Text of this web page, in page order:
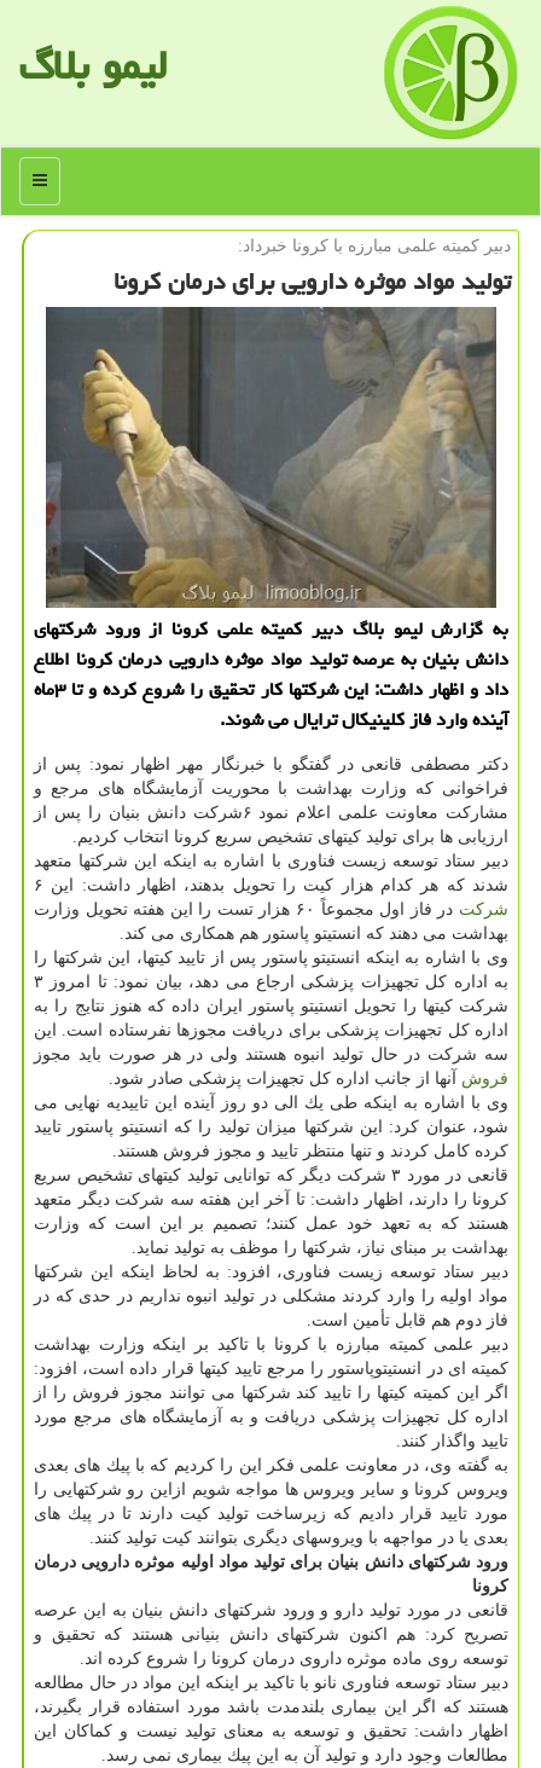
لیمو بلاگ
منو
دبیر كمیته علمی مبارزه با كرونا خبرداد:
تولید مواد موثره دارویی برای درمان كرونا
به گزارش لیمو بلاگ دبیر كمیته علمی كرونا از ورود شركتهای
دانش بنیان به عرصه تولید مواد موثره دارویی درمان كرونا اطلاع
داد و اظهار داشت: این شركتها كار تحقیق را شروع كرده و تا ۳ماه
آینده وارد فاز كلینیكال ترایال می شوند.
دكتر مصطفی قانعی در گفتگو با خبرنگار مهر اظهار نمود: پس از
فراخوانی كه وزارت بهداشت با محوریت آزمایشگاه های مرجع و
مشاركت معاونت علمی اعلام نمود ۶شركت دانش بنیان را پس از
ارزیابی ها برای تولید كیتهای تشخیص سریع كرونا انتخاب كردیم.
دبیر ستاد توسعه زیست فناوری با اشاره به اینكه این شركتها متعهد
شدند كه هر كدام هزار كیت را تحویل بدهند، اظهار داشت: این ۶
شركت
در فاز اول مجموعاً ۶۰ هزار تست را این هفته تحویل وزارت
بهداشت می دهند كه انستیتو پاستور هم همكاری می كند.
وی با اشاره به اینكه انستیتو پاستور پس از تایید كیتها، این شركتها را
به اداره كل تجهیزات پزشكی ارجاع می دهد، بیان نمود: تا امروز ۳
شركت كیتها را تحویل انستیتو پاستور ایران داده كه هنوز نتایج را به
اداره كل تجهیزات پزشكی برای دریافت مجوزها نفرستاده است. این
سه شركت در حال تولید انبوه هستند ولی در هر صورت باید مجوز
فروش آنها از جانب اداره كل تجهیزات پزشكی صادر شود.
وی با اشاره به اینكه طی یك الی دو روز آینده این تاییدیه نهایی می
شود، عنوان كرد: این شركتها میزان تولید را كه انستیتو پاستور تایید
كرده كامل كردند و تنها منتظر تایید و مجوز فروش هستند.
قانعی در مورد ۳ شركت دیگر كه توانایی تولید كیتهای تشخیص سریع
كرونا را دارند، اظهار داشت: تا آخر این هفته سه شركت دیگر متعهد
هستند كه به تعهد خود عمل كنند؛ تصمیم بر این است كه وزارت
بهداشت بر مبنای نیاز، شركتها را موظف به تولید نماید.
دبیر ستاد توسعه زیست فناوری، افزود: به لحاظ اینكه این شركتها
مواد اولیه را وارد كردند مشكلی در تولید انبوه نداریم در حدی كه در
فاز دوم هم قابل تأمین است.
دبیر علمی كمیته مبارزه با كرونا با تاكید بر اینكه وزارت بهداشت
كمیته ای در انستیتوپاستور را مرجع تایید كیتها قرار داده است، افزود:
اگر این كمیته كیتها را تایید كند شركتها می توانند مجوز فروش را از
اداره كل تجهیزات پزشكی دریافت و به آزمایشگاه های مرجع مورد
تایید واگذار كنند.
به گفته وی، در معاونت علمی فكر این را كردیم كه با پیك های بعدی
ویروس كرونا و سایر ویروس ها مواجه شویم ازاین رو شركتهایی را
مورد تایید قرار دادیم كه زیرساخت تولید كیت دارند تا در پیك های
بعدی یا در مواجهه با ویروسهای دیگری بتوانند كیت تولید كنند.
ورود شركتهای دانش بنیان برای تولید مواد اولیه موثره دارویی درمان
كرونا
قانعی در مورد تولید دارو و ورود شركتهای دانش بنیان به این عرصه
تصریح كرد: هم اكنون شركتهای دانش بنیانی هستند كه تحقیق و
توسعه روی ماده موثره داروی درمان كرونا را شروع كرده اند.
دبیر ستاد توسعه فناوری نانو با تاكید بر اینكه این مواد در حال مطالعه
هستند كه اگر این بیماری بلندمدت باشد مورد استفاده قرار بگیرند،
اظهار داشت: تحقیق و توسعه به معنای تولید نیست و كماكان این
مطالعات وجود دارد و تولید آن به این پیك بیماری نمی رسد.